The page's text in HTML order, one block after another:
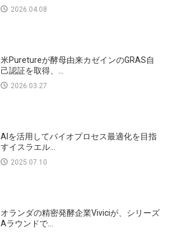
2026.04.08
米Puretureが酵母由来カゼインのGRAS自
己認証を取得、...
2026.03.27
AIを活用してバイオプロセス最適化を目指
すイスラエル...
2025.07.10
オランダの精密発酵企業Viviciが、シリーズ
Aラウンドで...